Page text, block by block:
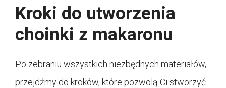
Kroki do utworzenia
choinki z makaronu
Po zebraniu wszystkich niezbędnych materiałów,
przejdźmy do kroków, które pozwolą Ci stworzyć